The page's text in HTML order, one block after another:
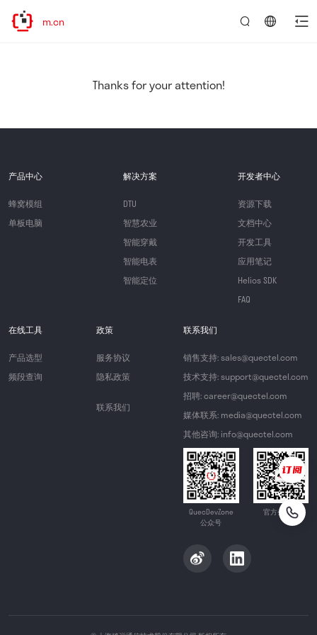
Thanks for your attention!
产品中心
蜂窝模组
单板电脑
解决方案
DTU
智慧农业
智能穿戴
智能电表
智能定位
开发者中心
资源下载
文档中心
开发工具
应用笔记
Helios SDK
FAQ
在线工具
产品选型
频段查询
政策
服务协议
隐私政策
联系我们
联系我们
销售支持: sales@quectel.com
技术支持: support@quectel.com
招聘: career@quectel.com
媒体联系: media@quectel.com
其他咨询: info@quectel.com
QuecDevZone
公众号
官方公众号